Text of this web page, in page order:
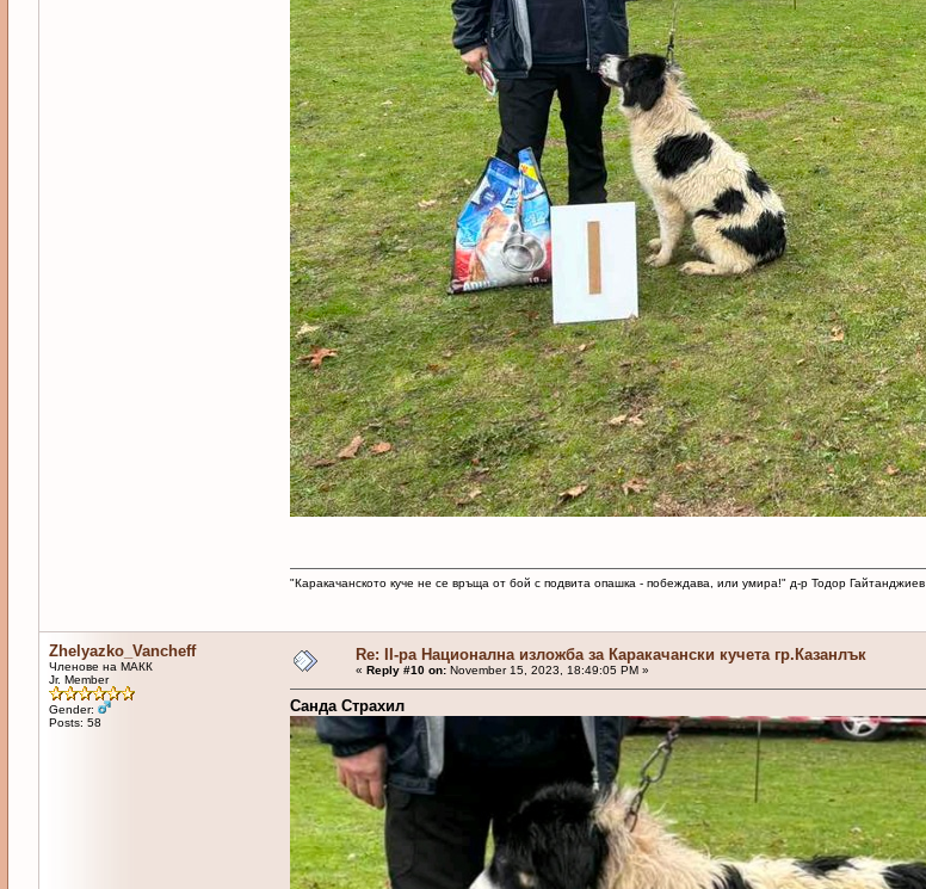
"Каракачанското куче не се връща от бой с подвита опашка - побеждава, или умира!" д-р Тодор Гайтанджиев
Zhelyazko_Vancheff
Членове на МАКК
Jr. Member
Gender:
Posts: 58
Re: II-ра Национална изложба за Каракачански кучета гр.Казанлък
« Reply #10 on:November 15, 2023, 18:49:05 PM »
Санда Страхил